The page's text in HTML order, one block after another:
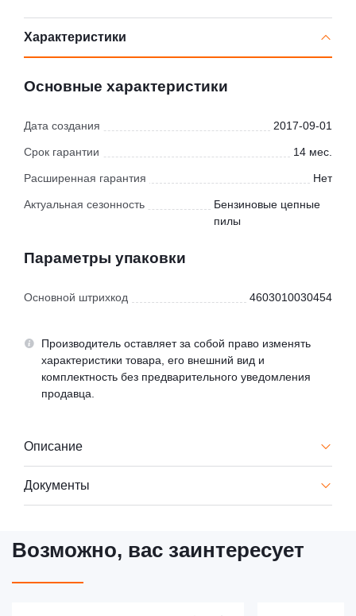
Характеристики
Основные характеристики
Дата создания 2017-09-01
Срок гарантии 14 мес.
Расширенная гарантия Нет
Актуальная сезонность
Бензиновые цепные
пилы
Параметры упаковки
Основной штрихкод 4603010030454
Производитель оставляет за собой право изменять
характеристики товара, его внешний вид и
комплектность без предварительного уведомления
продавца.
Описание
Документы
Возможно, вас заинтересует